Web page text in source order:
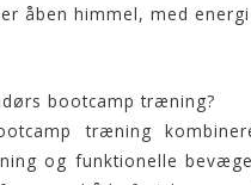
åben himmel, med
bootcamp træning?
træning
og funktionelle